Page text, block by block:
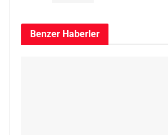
Benzer Haberler